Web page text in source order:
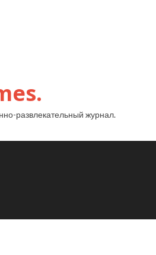
развлекательный журнал.